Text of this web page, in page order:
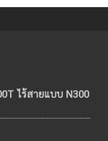
ไร้สายแบบ N300